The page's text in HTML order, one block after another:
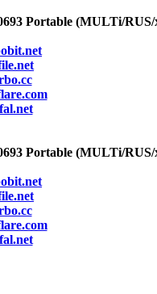
Portable (MULTi/RUS/
Portable (MULTi/RUS/